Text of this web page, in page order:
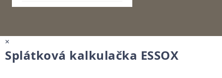
×
Splátková kalkulačka ESSOX